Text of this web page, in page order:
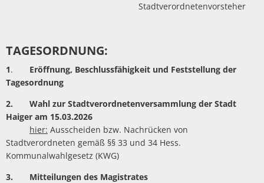
Stadtverordnetenvorsteher
TAGESORDNUNG:
1. Eröffnung, Beschlussfähigkeit und Feststellung der
Tagesordnung
2. Wahl zur Stadtverordnetenversammlung der Stadt
Haiger am 15.03.2026
hier: Ausscheiden bzw. Nachrücken von
Stadtverordneten gemäß §§ 33 und 34 Hess.
Kommunalwahlgesetz (KWG)
3. Mitteilungen des Magistrates